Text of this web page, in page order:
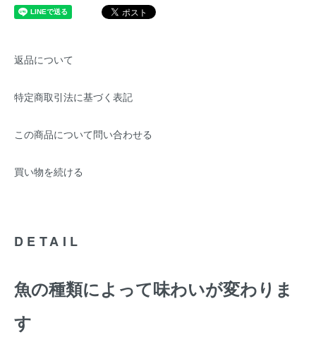
返品について
特定商取引法に基づく表記
この商品について問い合わせる
買い物を続ける
DETAIL
魚の種類によって味わいが変わりま
す